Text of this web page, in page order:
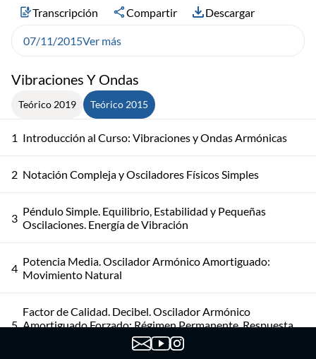
Vibraciones Y Ondas
Teórico 2019 Teórico 2015
1 Introducción al Curso: Vibraciones y Ondas Armónicas
2 Notación Compleja y Osciladores Físicos Simples
3 Péndulo Simple. Equilibrio, Estabilidad y Pequeñas
Oscilaciones. Energía de Vibración
4 Potencia Media. Oscilador Armónico Amortiguado:
Movimiento Natural
5
Factor de Calidad. Decibel. Oscilador Armónico
Amortiguado Forzado: Régimen Permanente, Respuesta
en Frecuencia, Resonancia, Potencia Disipada
Transcripción Compartir Descargar
07/11/2015Ver más